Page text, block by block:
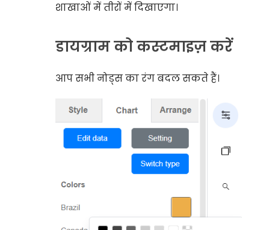
शाखाओं में तीरों में दिखाएगा।
डायग्राम को कस्टमाइज़ करें
आप सभी नोड्स का रंग बदल सकते हैं।